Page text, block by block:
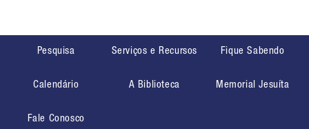
Pesquisa Serviços e Recursos Fique Sabendo
Calendário A Biblioteca Memorial Jesuíta
Fale Conosco